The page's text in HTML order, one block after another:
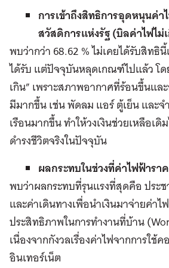
การเข้าถึงสิทธิการอุดหนุนค่
สวัสดิการแห่งรัฐ (บิลค่าไฟไม่
พบว่ากว่า 68.62 % ไม่เคยได้รับสิทธินี้
ได้รับ แต่ปัจจุบันหลุดเกณฑ์ไปแล้ว โด
เกิน” เพราะสภาพอากาศที่ร้อนขึ้นแ
มีมากขึ้น เช่น พัดลม แอร์ ตู้เย็น และ
เรือนมากขึ้น ทำให้วงเงินช่วยเหลือเ
ดำรงชีวิตจริงในปัจจุบัน
ผลกระทบในช่วงที่ค่าไฟฟ้ารา
พบว่าผลกระทบที่รุนแรงที่สุดคือ ประ
และค่าเดินทางเพื่อนำเงินมาจ่ายค่าไ
ประสิทธิภาพในการทำงานที่บ้าน
เนื่องจากกังวลเรื่องค่าไฟจากการใช้
อินเทอร์เน็ต